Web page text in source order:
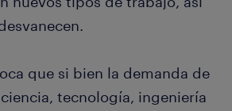
que si bien la demanda de
tecnología, ingeniería